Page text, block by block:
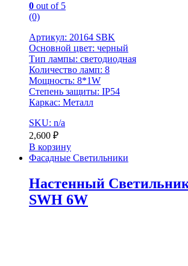
0 out of 5
(0)
Артикул: 20164 SBK
Основной цвет: черный
Тип лампы: светодиодная
Количество ламп: 8
Мощность: 8*1W
Степень защиты: IP54
Каркас: Металл
SKU: n/a
2,600 ₽
В корзину
Фасадные Светильники
Настенный
SWH 6W